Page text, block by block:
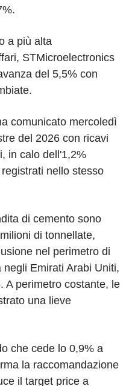
a più alta
STMicroelectronics
del 5,5% con
comunicato mercoledì
del 2026 con ricavi
in calo dell'1,2%
nello stesso
di cemento sono
di tonnellate,
nel perimetro di
Emirati Arabi Uniti,
A perimetro costante, le
una lieve
che cede lo 0,9% a
la raccomandazione
il target price a